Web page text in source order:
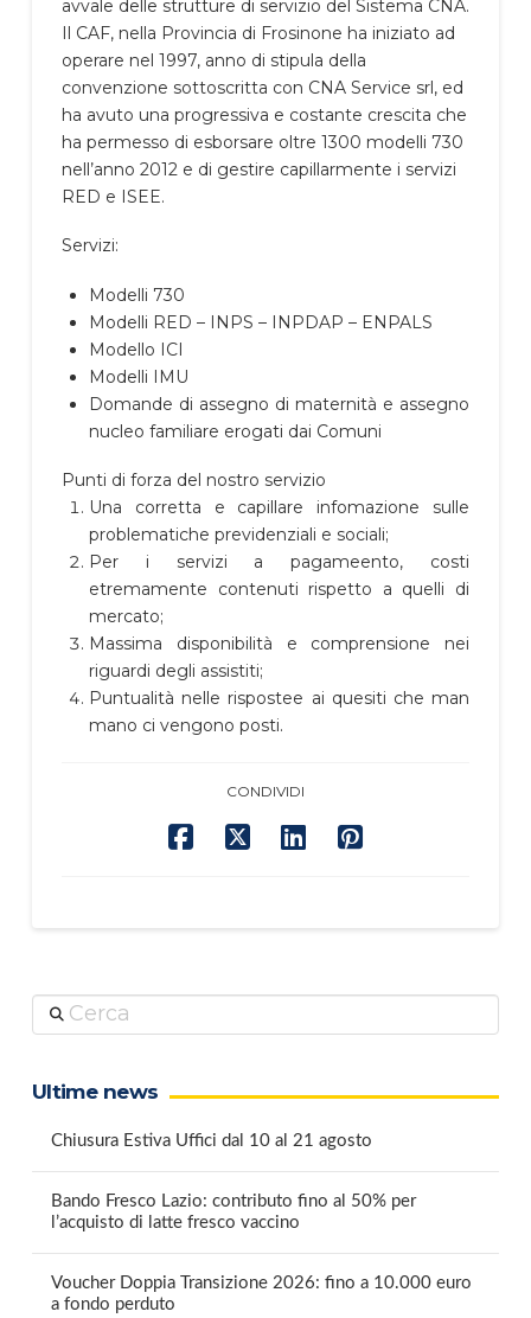
avvale delle strutture di servizio del Sistema CNA.
Il CAF, nella Provincia di Frosinone ha iniziato ad
operare nel 1997, anno di stipula della
convenzione sottoscritta con CNA Service srl, ed
ha avuto una progressiva e costante crescita che
ha permesso di esborsare oltre 1300 modelli 730
nell’anno 2012 e di gestire capillarmente i servizi
RED e ISEE.
Servizi:
Modelli 730
Modelli RED – INPS – INPDAP – ENPALS
Modello ICI
Modelli IMU
Domande di assegno di maternità e assegno
nucleo familiare erogati dai Comuni
Punti di forza del nostro servizio
Una corretta e capillare infomazione sulle
problematiche previdenziali e sociali;
Per i servizi a pagameento, costi
etremamente contenuti rispetto a quelli di
mercato;
Massima disponibilità e comprensione nei
riguardi degli assistiti;
Puntualità nelle rispostee ai quesiti che man
mano ci vengono posti.
CONDIVIDI
Cerca
Ultime news
Chiusura Estiva Uffici dal 10 al 21 agosto
Bando Fresco Lazio: contributo fino al 50% per
l’acquisto di latte fresco vaccino
Voucher Doppia Transizione 2026: fino a 10.000 euro
a fondo perduto